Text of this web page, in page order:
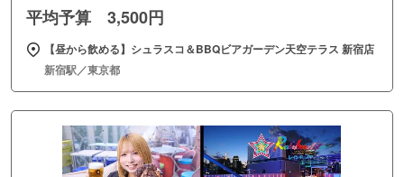
平均予算 3,500円
【昼から飲める】シュラスコ＆BBQビアガーデン天空テラス 新宿店
新宿駅／東京都